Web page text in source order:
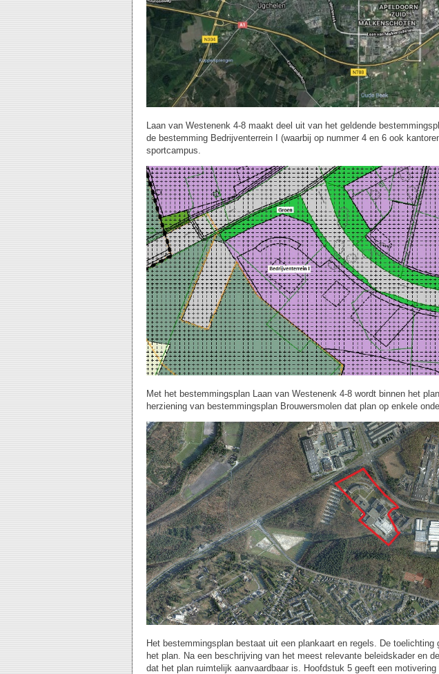
Laan van Westenenk 4-8 maakt deel uit van het geldende
de bestemming Bedrijventerrein I (waarbij op nummer 4 en 6 ook
sportcampus.
Met het bestemmingsplan Laan van Westenenk 4-8 wordt binnen het
herziening van bestemmingsplan Brouwersmolen dat plan op enkele
Het bestemmingsplan bestaat uit een plankaart en regels. De
het plan. Na een beschrijving van het meest relevante beleidskader en
dat het plan ruimtelijk aanvaardbaar is. Hoofdstuk 5 geeft een